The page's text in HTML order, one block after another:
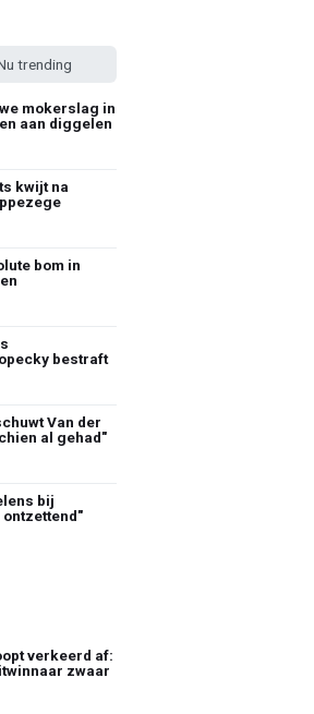
trending
mokerslag in
aan diggelen
kwijt na
bom in
bestraft
Van der
al gehad"
bij
ontzettend"
verkeerd af:
zwaar